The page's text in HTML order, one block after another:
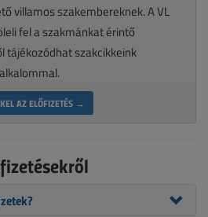
villamos szakembereknek. A VL
fel a szakmánkat érintő
tájékozódhat szakcikkeink
AZ ELŐFIZETÉS →